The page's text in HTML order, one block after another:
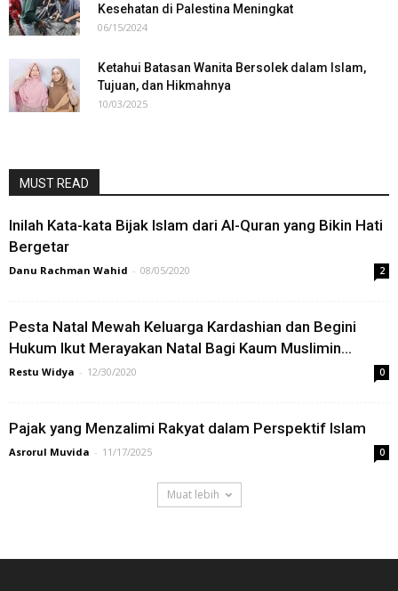
Kesehatan di Palestina Meningkat
06/15/2024
Ketahui Batasan Wanita Bersolek dalam Islam,
Tujuan, dan Hikmahnya
10/03/2025
MUST READ
Inilah Kata-kata Bijak Islam dari Al-Quran yang Bikin Hati
Bergetar
Danu Rachman Wahid - 08/05/2020 2
Pesta Natal Mewah Keluarga Kardashian dan Begini
Hukum Ikut Merayakan Natal Bagi Kaum Muslimin...
Restu Widya - 12/30/2020 0
Pajak yang Menzalimi Rakyat dalam Perspektif Islam
Asrorul Muvida - 11/17/2025 0
Muat lebih